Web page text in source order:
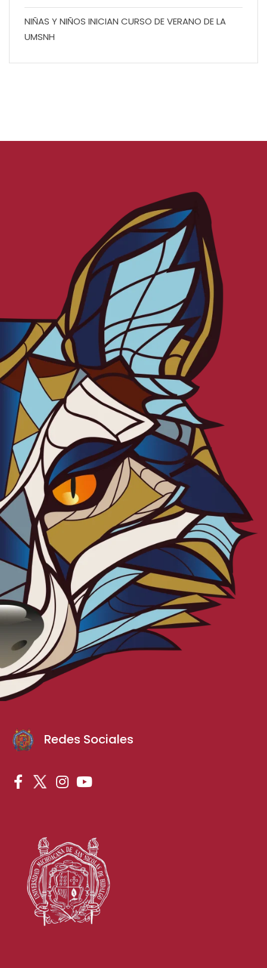
NIÑAS Y NIÑOS INICIAN CURSO DE VERANO DE LA
UMSNH
Redes Sociales